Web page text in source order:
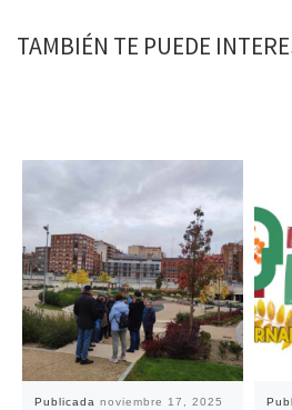
TAMBIÉN TE PUEDE
Publicadanoviembre 17, 2025